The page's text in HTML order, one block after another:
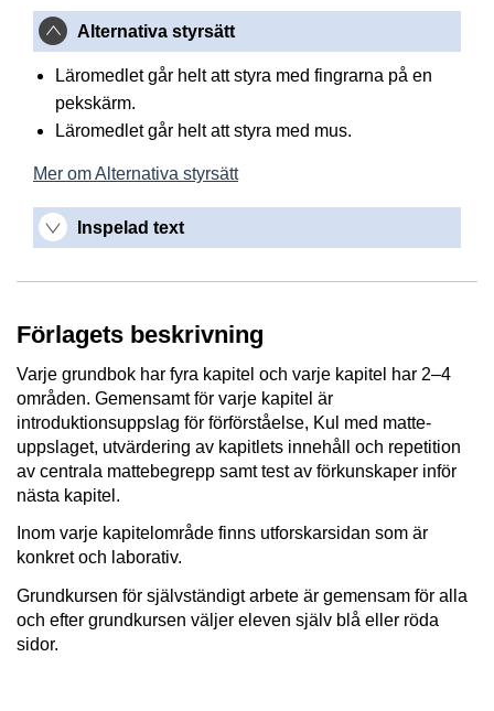
Alternativa styrsätt
Läromedlet går helt att styra med fingrarna på en
pekskärm.
Läromedlet går helt att styra med mus.
Mer om Alternativa styrsätt
Inspelad text
Förlagets beskrivning
Varje grundbok har fyra kapitel och varje kapitel har 2–4
områden. Gemensamt för varje kapitel är
introduktionsuppslag för förförståelse, Kul med matte-
uppslaget, utvärdering av kapitlets innehåll och repetition
av centrala mattebegrepp samt test av förkunskaper inför
nästa kapitel.
Inom varje kapitelområde finns utforskarsidan som är
konkret och laborativ.
Grundkursen för självständigt arbete är gemensam för alla
och efter grundkursen väljer eleven själv blå eller röda
sidor.